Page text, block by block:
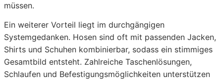
müssen.
Ein weiterer Vorteil liegt im durchgängigen
Systemgedanken. Hosen sind oft mit passenden Jacken,
Shirts und Schuhen kombinierbar, sodass ein stimmiges
Gesamtbild entsteht. Zahlreiche Taschenlösungen,
Schlaufen und Befestigungsmöglichkeiten unterstützen